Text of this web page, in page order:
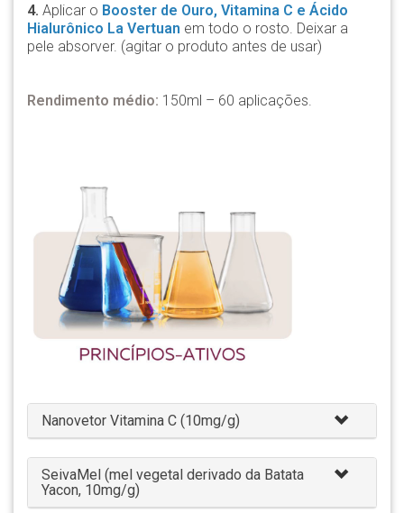
4. Aplicar o Booster de Ouro, Vitamina C e Ácido
Hialurônico La Vertuan em todo o rosto. Deixar a
pele absorver. (agitar o produto antes de usar)
Rendimento médio: 150ml – 60 aplicações.
Nanovetor Vitamina C (10mg/g)
SeivaMel (mel vegetal derivado da Batata
Yacon, 10mg/g)